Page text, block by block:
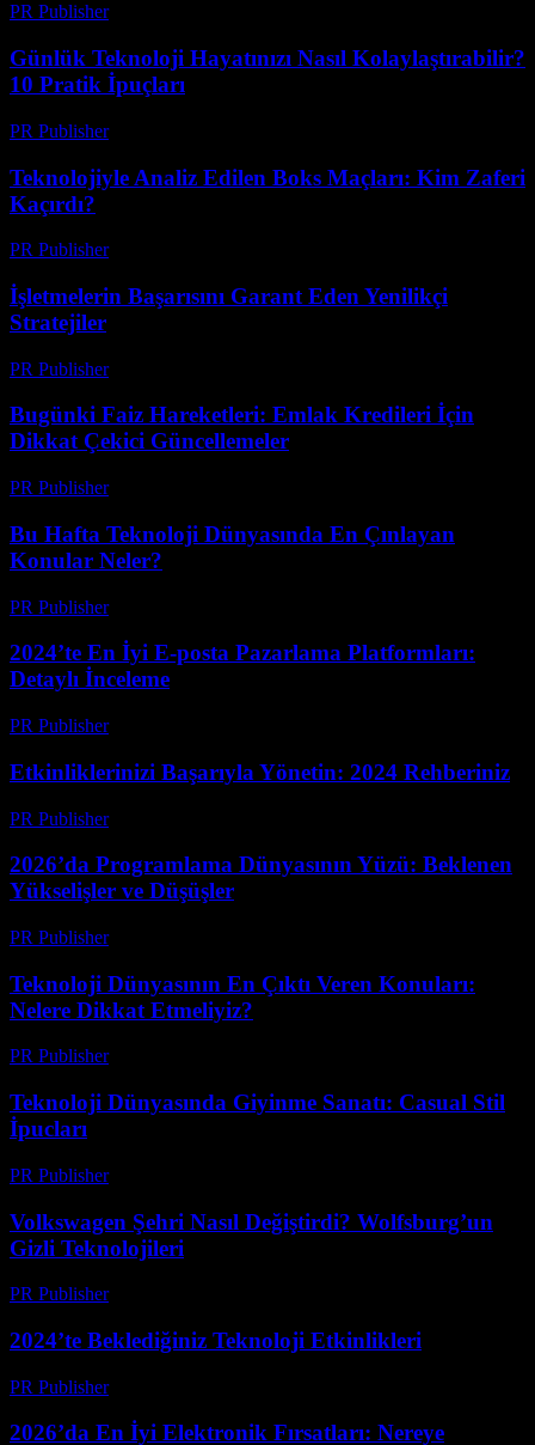
PR Publisher-
Günlük Teknoloji Hayatınızı Nasıl Kolaylaştırabilir?
10 Pratik İpuçları
PR Publisher-
Teknolojiyle Analiz Edilen Boks Maçları: Kim Zaferi
Kaçırdı?
PR Publisher-
İşletmelerin Başarısını Garant Eden Yenilikçi
Stratejiler
PR Publisher-
Bugünki Faiz Hareketleri: Emlak Kredileri İçin
Dikkat Çekici Güncellemeler
PR Publisher-
Bu Hafta Teknoloji Dünyasında En Çınlayan
Konular Neler?
PR Publisher-
2024’te En İyi E-posta Pazarlama Platformları:
Detaylı İnceleme
PR Publisher-
Etkinliklerinizi Başarıyla Yönetin: 2024 Rehberiniz
PR Publisher-
2026’da Programlama Dünyasının Yüzü: Beklenen
Yükselişler ve Düşüşler
PR Publisher-
Teknoloji Dünyasının En Çıktı Veren Konuları:
Nelere Dikkat Etmeliyiz?
PR Publisher-
Teknoloji Dünyasında Giyinme Sanatı: Casual Stil
İpucları
PR Publisher-
Volkswagen Şehri Nasıl Değiştirdi? Wolfsburg’un
Gizli Teknolojileri
PR Publisher-
2024’te Beklediğiniz Teknoloji Etkinlikleri
PR Publisher-
2026’da En İyi Elektronik Fırsatları: Nereye